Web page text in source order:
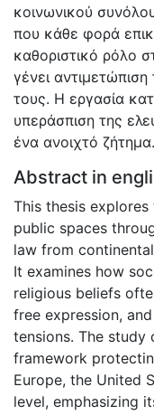
κοινωνικού
που κάθε φορά
καθοριστικό ρόλο
γένει
τους. Η εργασία
υπεράσπιση της
ένα ανοιχτό ζήτημα.
Abstract in
This thesis
public spaces
law from
It examines how
religious beliefs
free expression,
tensions. The study
framework
Europe, the United
level, emphasizing